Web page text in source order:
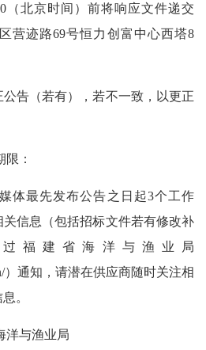
北京时间）前将响应文件递交
营迹路69号恒力创富中心西塔8
告（若有），若不一致，以更正
：
最先发布公告之日起3个工作
信息（包括招标文件若有修改补
福建省海洋与渔业局
）通知，请潜在供应商随时关注相
。
与渔业局